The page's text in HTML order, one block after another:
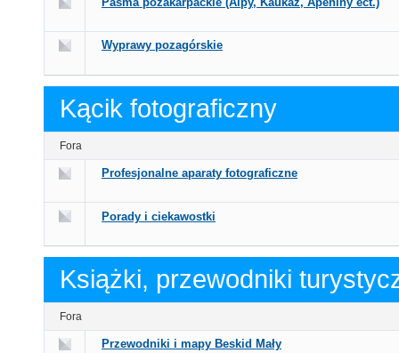
Wyprawy pozagórskie
Kącik fotograficzny
Fora
Profesjonalne aparaty fotograficzne
Porady i ciekawostki
Książki, przewodniki
Fora
Przewodniki i mapy Beskid Mały